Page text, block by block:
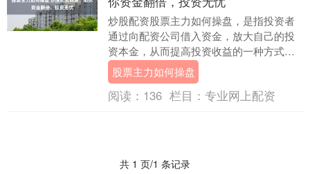
炒股配资股票主力如何操盘，是指投资者
通过向配资公司借入资金，放大自己的投
资本金，从而提高投资收益的一种方式。
炒股配资网站为投资者提供了便捷的配资
服务，让投资者无....
股票主力如何操盘
阅读： 136 栏目： 专业网上配资
共 1 页/1 条记录